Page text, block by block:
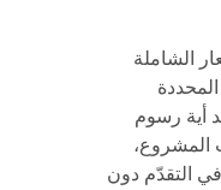
الشاملة
أية رسوم
المشروع،
في التقدّم دون